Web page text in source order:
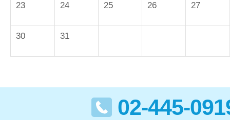
23 24 25 26 27
30 31
02-445-